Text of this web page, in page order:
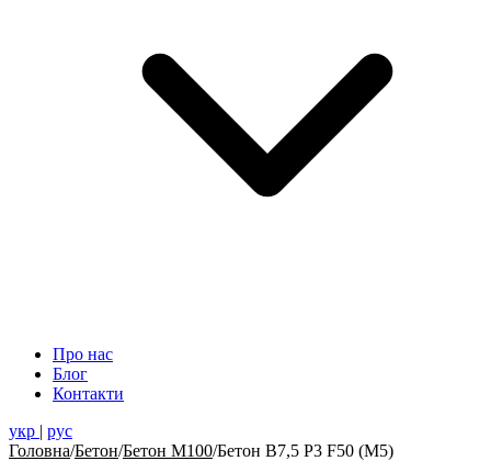
Про нас
Блог
Контакти
укр | рус
Головна/Бетон/Бетон М100/Бетон В7,5 Р3 F50 (М5)